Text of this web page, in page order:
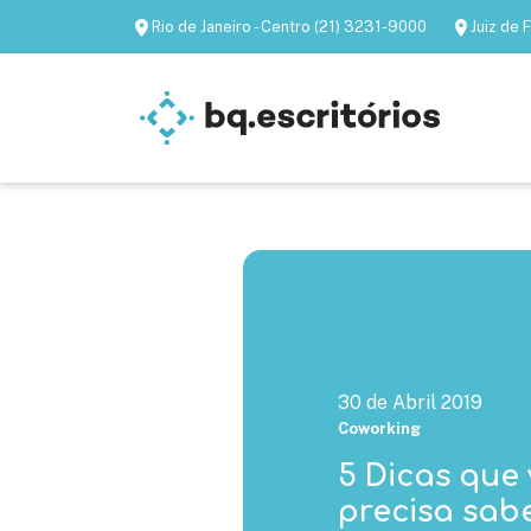
Rio de Janeiro - Centro (21) 3231-9000 Juiz de
Escritórios
30 de Abril 2019
Coworking
5 Dicas que
precisa